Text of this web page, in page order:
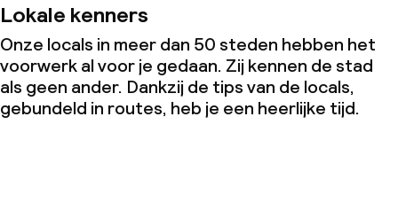
Lokale kenners
Onze locals in meer dan 50 steden hebben het
voorwerk al voor je gedaan. Zij kennen de stad
als geen ander. Dankzij de tips van de locals,
gebundeld in routes, heb je een heerlijke tijd.